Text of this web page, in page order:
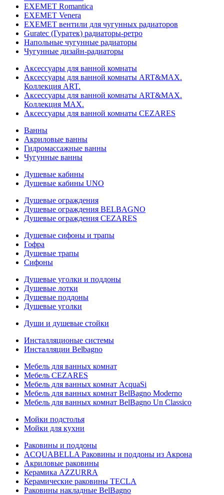
EXEMET Romantica
EXEMET Venera
EXEMET вентили для чугунных радиаторов
Guratec (Гуратек) радиаторы-ретро
Напольные чугунные радиаторы
Чугунные дизайн-радиаторы
Аксессуары для ванной комнаты
Аксессуары для ванной комнаты ART&MAX.
Коллекция ART.
Аксессуары для ванной комнаты ART&MAX.
Коллекция MAX.
Аксессуары для ванной комнаты CEZARES
Ванны
Акриловые ванны
Гидромассажные ванны
Чугунные ванны
Душевые кабины
Душевые кабины UNO
Душевые ограждения
Душевые ограждения BELBAGNO
Душевые ограждения CEZARES
Душевые сифоны и трапы
Гофра
Душевые трапы
Сифоны
Душевые уголки и поддоны
Душевые лотки
Душевые поддоны
Душевые уголки
Души и душевые стойки
Инсталляционые системы
Инсталляции Belbagno
Мебель для ванных комнат
Мебель CEZARES
Мебель для ванных комнат AcquaSi
Мебель для ванных комнат BelBagno Moderno
Мебель для ванных комнат BelBagno Un Classico
Мойки подстолья
Мойки для кухни
Раковины и поддоны
ACQUABELLA Раковины и поддоны из Акрона
Акриловые раковины
Керамика AZZURRA
Керамические раковины TECLA
Раковины накладные BelBagno